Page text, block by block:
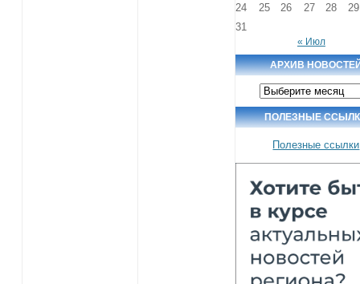
24
25 26 27 28
29
31
« Июл
АРХИВ
Архив
новостей
ПОЛЕЗНЫЕ
Полезные ссылки